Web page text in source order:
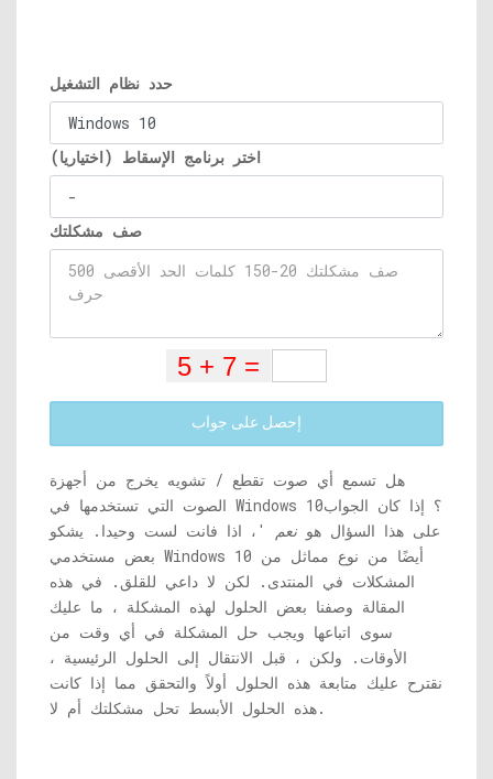
حدد نظام التشغيل
اختر برنامج الإسقاط (اختياريا)
صف مشكلتك
إحصل على جواب
هل تسمع أي صوت تقطع / تشويه يخرج من أجهزة
الصوت التي تستخدمها في Windows 10؟ إذا كان الجواب
على هذا السؤال هو نعم '، اذا فانت لست وحيدا. يشكو
بعض مستخدمي Windows 10 أيضًا من نوع مماثل من
المشكلات في المنتدى. لكن لا داعي للقلق. في هذه
المقالة وصفنا بعض الحلول لهذه المشكلة ، ما عليك
سوى اتباعها ويجب حل المشكلة في أي وقت من
الأوقات. ولكن ، قبل الانتقال إلى الحلول الرئيسية ،
نقترح عليك متابعة هذه الحلول أولاً والتحقق مما إذا كانت
هذه الحلول الأبسط تحل مشكلتك أم لا.